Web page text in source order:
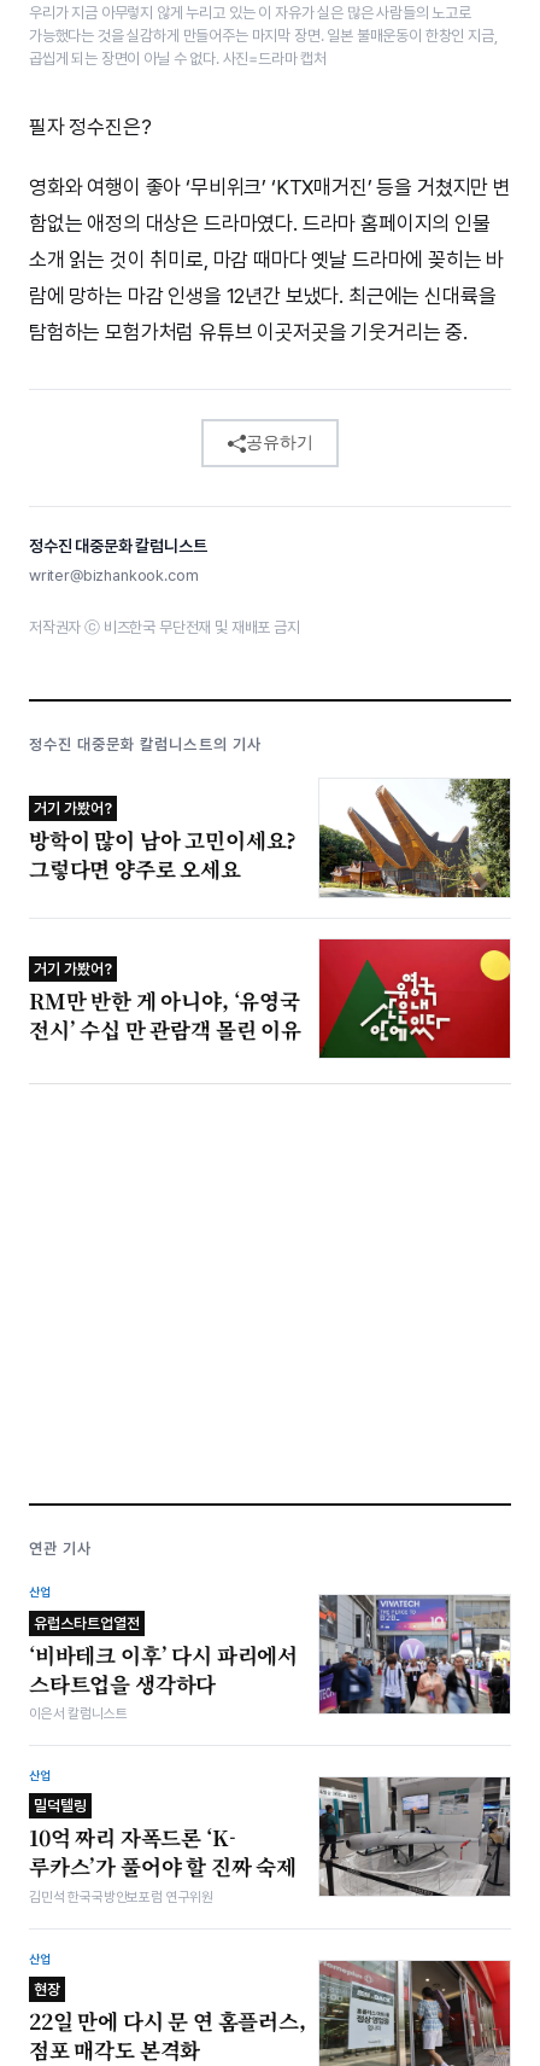
우리가 지금 아무렇지 않게 누리고 있는 이 자유가 실은 많은 사람들의 노고로
가능했다는 것을 실감하게 만들어주는 마지막 장면. 일본 불매운동이 한창인 지금,
곱씹게 되는 장면이 아닐 수 없다. 사진=드라마 캡처
필자 정수진은?
영화와 여행이 좋아 ‘무비위크’ ‘KTX매거진’ 등을 거쳤지만 변
함없는 애정의 대상은 드라마였다. 드라마 홈페이지의 인물
소개 읽는 것이 취미로, 마감 때마다 옛날 드라마에 꽂히는 바
람에 망하는 마감 인생을 12년간 보냈다. 최근에는 신대륙을
탐험하는 모험가처럼 유튜브 이곳저곳을 기웃거리는 중.
공유하기
정수진 대중문화 칼럼니스트
writer@bizhankook.com
저작권자 ⓒ 비즈한국 무단전재 및 재배포 금지
정수진 대중문화 칼럼니스트의 기사
거기 가봤어?
방학이 많이 남아 고민이세요?
그렇다면 양주로 오세요
거기 가봤어?
RM만 반한 게 아니야, ‘유영국
전시’ 수십 만 관람객 몰린 이유
연관 기사
산업
유럽스타트업열전
‘비바테크 이후’ 다시 파리에서
스타트업을 생각하다
이은서 칼럼니스트
산업
밀덕텔링
10억 짜리 자폭드론 ‘K-
루카스’가 풀어야 할 진짜 숙제
김민석 한국국방안보포럼 연구위원
산업
현장
22일 만에 다시 문 연 홈플러스,
점포 매각도 본격화